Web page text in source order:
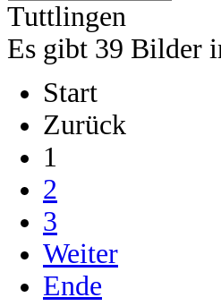
Tuttlingen
Es gibt 39 Bilder
Start
Zurück
1
2
3
Weiter
Ende